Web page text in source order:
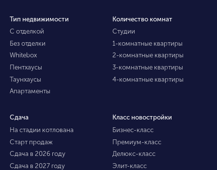
Тип недвижимости
С отделкой
Без отделки
Whitebox
Пентхаусы
Таунхаусы
Апартаменты
Количество комнат
Студии
1-комнатные квартиры
2-комнатные квартиры
3-комнатные квартиры
4-комнатные квартиры
Сдача
На стадии котлована
Старт продаж
Сдача в 2026 году
Сдача в 2027 году
Класс новостройки
Бизнес-класс
Премиум-класс
Делюкс-класс
Элит-класс